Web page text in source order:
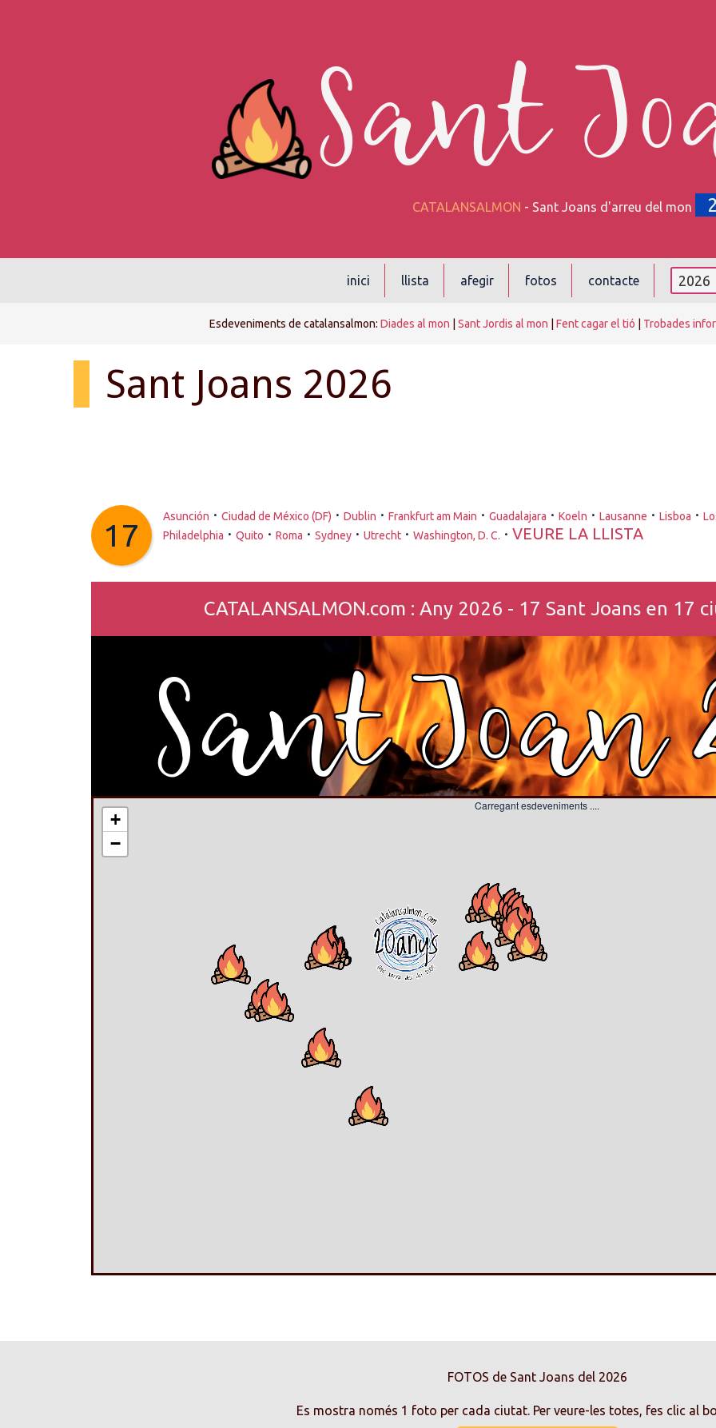
Sant
CATALANSALMON - Sant Joans d'arreu del mon
inici llista afegir fotos contacte
Esdeveniments de catalansalmon: Diades al mon Sant Jordis al mon Fent cagar el tió Trobades
Sant Joans 2026
17
Asunción · Ciudad de México (DF) · Dublin · Frankfurt am Main · Guadalajara · Koeln · Lausanne · Lisboa ·
Philadelphia · Quito · Roma · Sydney · Utrecht · Washington, D. C. · VEURE LA LLISTA
CATALANSALMON.com : Any 2026 - 17 Sant Joans en 17
Sant Joan
Carregant esdeveniments ....
+
−
FOTOS de Sant Joans del 2026
Es mostra només 1 foto per cada ciutat. Per veure-les totes, fes clic al